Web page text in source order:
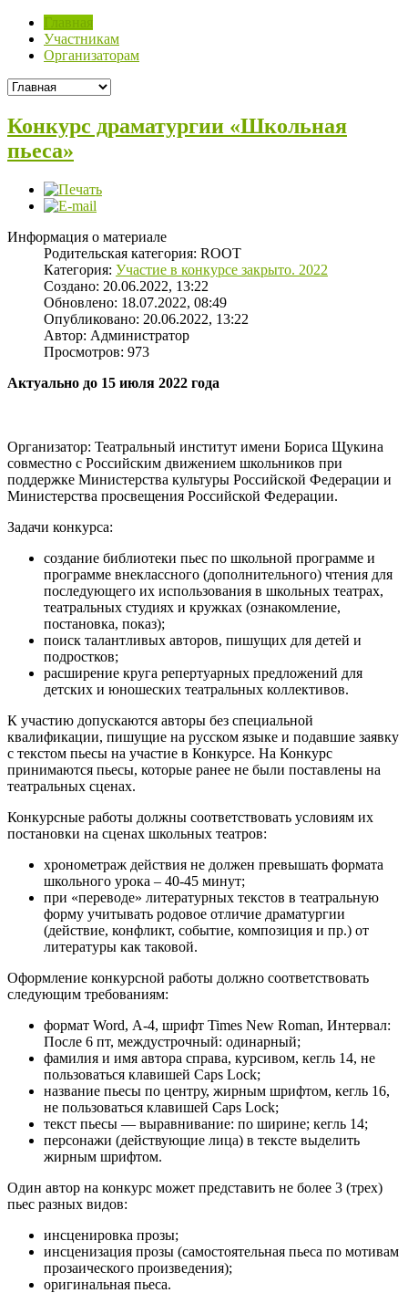
Главная
Участникам
Организаторам
Конкурс драматургии «Школьная
пьеса»
Информация о материале
Родительская категория: ROOT
Категория: Участие в конкурсе закрыто. 2022
Создано: 20.06.2022, 13:22
Обновлено: 18.07.2022, 08:49
Опубликовано: 20.06.2022, 13:22
Автор: Администратор
Просмотров: 973
Актуально до 15 июля 2022 года
Организатор: Театральный институт имени Бориса Щукина
совместно с Российским движением школьников при
поддержке Министерства культуры Российской Федерации и
Министерства просвещения Российской Федерации.
Задачи конкурса:
создание библиотеки пьес по школьной программе и
программе внеклассного (дополнительного) чтения для
последующего их использования в школьных театрах,
театральных студиях и кружках (ознакомление,
постановка, показ);
поиск талантливых авторов, пишущих для детей и
подростков;
расширение круга репертуарных предложений для
детских и юношеских театральных коллективов.
К участию допускаются авторы без специальной
квалификации, пишущие на русском языке и подавшие заявку
с текстом пьесы на участие в Конкурсе. На Конкурс
принимаются пьесы, которые ранее не были поставлены на
театральных сценах.
Конкурсные работы должны соответствовать условиям их
постановки на сценах школьных театров:
хронометраж действия не должен превышать формата
школьного урока – 40‑45 минут;
при «переводе» литературных текстов в театральную
форму учитывать родовое отличие драматургии
(действие, конфликт, событие, композиция и пр.) от
литературы как таковой.
Оформление конкурсной работы должно соответствовать
следующим требованиям:
формат Word, А-4, шрифт Times New Roman, Интервал:
После 6 пт, междустрочный: одинарный;
фамилия и имя автора справа, курсивом, кегль 14, не
пользоваться клавишей Caps Lock;
название пьесы по центру, жирным шрифтом, кегль 16,
не пользоваться клавишей Caps Lock;
текст пьесы — выравнивание: по ширине; кегль 14;
персонажи (действующие лица) в тексте выделить
жирным шрифтом.
Один автор на конкурс может представить не более 3 (трех)
пьес разных видов:
инсценировка прозы;
инсценизация прозы (самостоятельная пьеса по мотивам
прозаического произведения);
оригинальная пьеса.